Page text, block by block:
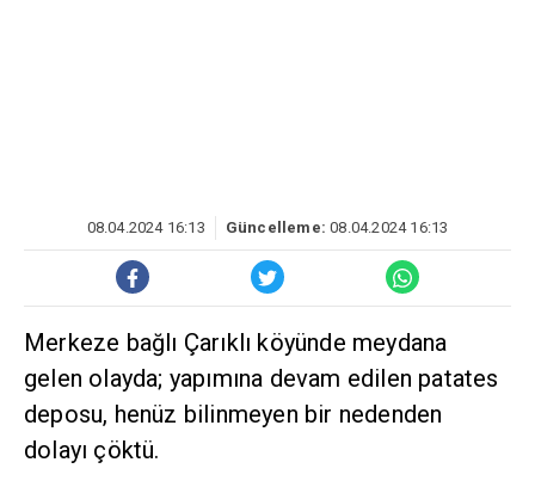
08.04.2024 16:13 Güncelleme: 08.04.2024 16:13
Merkeze bağlı Çarıklı köyünde meydana
gelen olayda; yapımına devam edilen patates
deposu, henüz bilinmeyen bir nedenden
dolayı çöktü.